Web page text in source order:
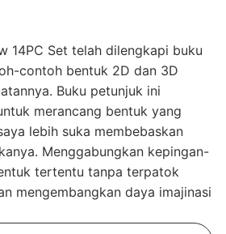
14PC Set telah dilengkapi buku
contoh bentuk 2D dan 3D
Buku petunjuk ini
merancang bentuk yang
lebih suka membebaskan
Menggabungkan kepingan-
tertentu tanpa terpatok
mengembangkan daya imajinasi